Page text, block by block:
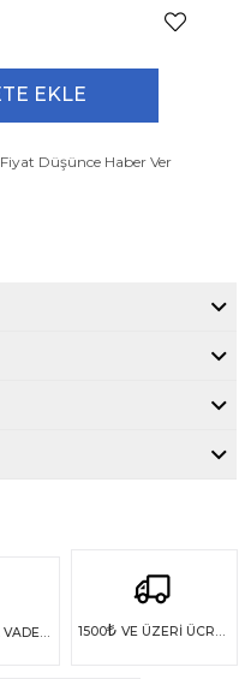
Fiyat Düşünce Haber Ver
1500₺ VE ÜZERİ ÜCRETSİZ KARGO